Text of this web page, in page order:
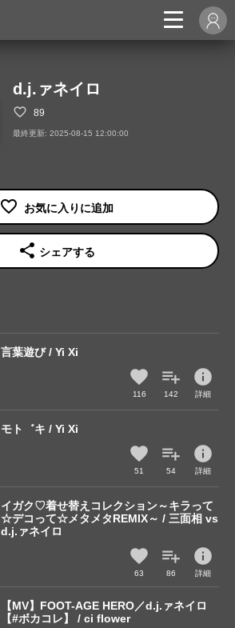
d.j.ァネイロ
89
最終更新: 2025-08-15 12:00:00
share シェアする
言葉遊び / Yi Xi
116 142
info
詳細
モト゛キ / Yi Xi
51 54
info
詳細
イガク♡着せ替えコレクション～キラって
☆デコって☆メタメタREMIX～ / 三面相 vs
d.j.ァネイロ
63 86
info
詳細
【MV】FOOT-AGE HERO／d.j.ァネイロ
【#ボカコレ】 / ci flower